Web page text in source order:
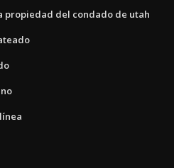
propiedad del condado de utah